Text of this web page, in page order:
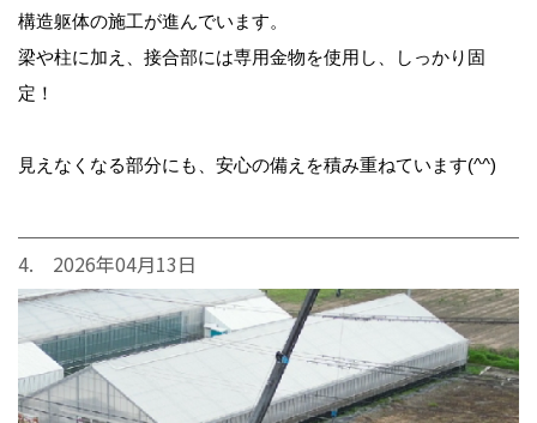
構造躯体の施工が進んでいます。
梁や柱に加え、接合部には専用金物を使用し、しっかり固
定！
見えなくなる部分にも、安心の備えを積み重ねています(^^)
4. 2026年04月13日